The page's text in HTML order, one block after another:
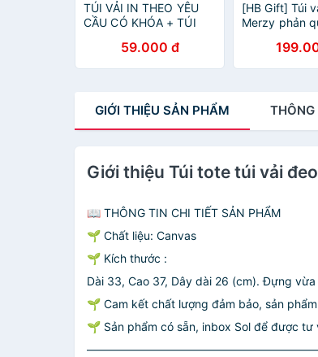
TÚI VẢI IN THEO YÊU
CẦU CÓ KHÓA + TÚI
59.000 đ
[HB Gift] Túi
Merzy phản
GIỚI THIỆU SẢN PHẨM THÔNG
Giới thiệu Túi tote túi vải
📖 THÔNG TIN CHI TIẾT SẢN PHẨM
🌱 Chất liệu: Canvas
🌱 Kích thước :
Dài 33, Cao 37, Dây dài 26 (cm). Đựng
🌱 Cam kết chất lượng đảm bảo, sản
🌱 Sản phẩm có sẵn, inbox Sol để được tư